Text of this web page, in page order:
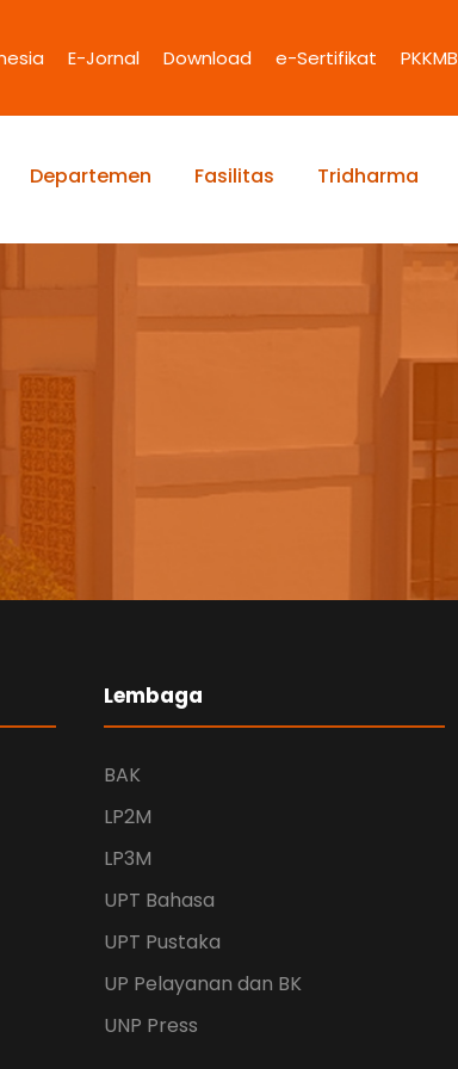
E-Jornal Download e-Sertifikat PKKMB
Departemen Fasilitas Tridharma
Lembaga
BAK
LP2M
LP3M
UPT Bahasa
UPT Pustaka
UP Pelayanan dan BK
UNP Press